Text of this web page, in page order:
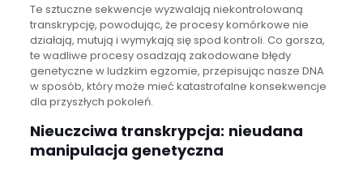
Te sztuczne sekwencje wyzwalają niekontrolowaną
transkrypcję, powodując, że procesy komórkowe nie
działają, mutują i wymykają się spod kontroli. Co gorsza,
te wadliwe procesy osadzają zakodowane błędy
genetyczne w ludzkim egzomie, przepisując nasze DNA
w sposób, który może mieć katastrofalne konsekwencje
dla przyszłych pokoleń.
Nieuczciwa transkrypcja: nieudana
manipulacja genetyczna